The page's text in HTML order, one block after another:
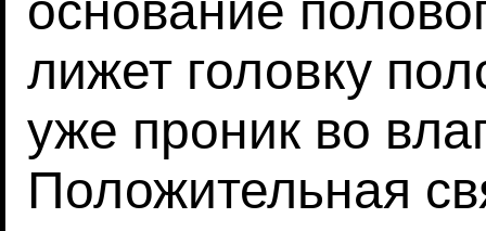
основание
лижет головку
уже проник во
Положительная